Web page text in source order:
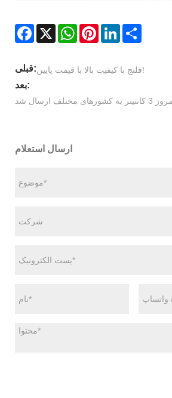
Facebook
X WhatsAppPinterestLinkedIn
قبلی: فلنج با کیفیت بالا با قیمت پایین!
بعد:
ارسال استعلام